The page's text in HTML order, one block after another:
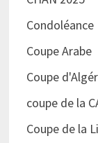
Condoléance
Coupe Arabe
Coupe
coupe de la
Coupe de la